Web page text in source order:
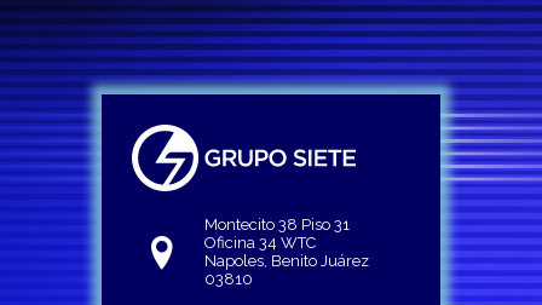
Montecito 38 Piso 31
Oficina 34 WTC
Napoles, Benito Juárez
03810